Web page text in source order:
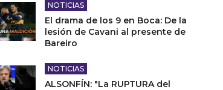
NOTICIAS
El drama de los 9 en Boca: De la
lesión de Cavani al presente de
Bareiro
NOTICIAS
ALSONFÍN: "La RUPTURA del